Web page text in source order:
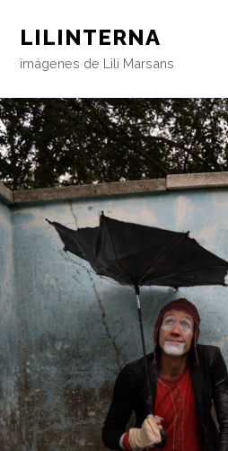
LILINTERNA
imágenes de Lili Marsans